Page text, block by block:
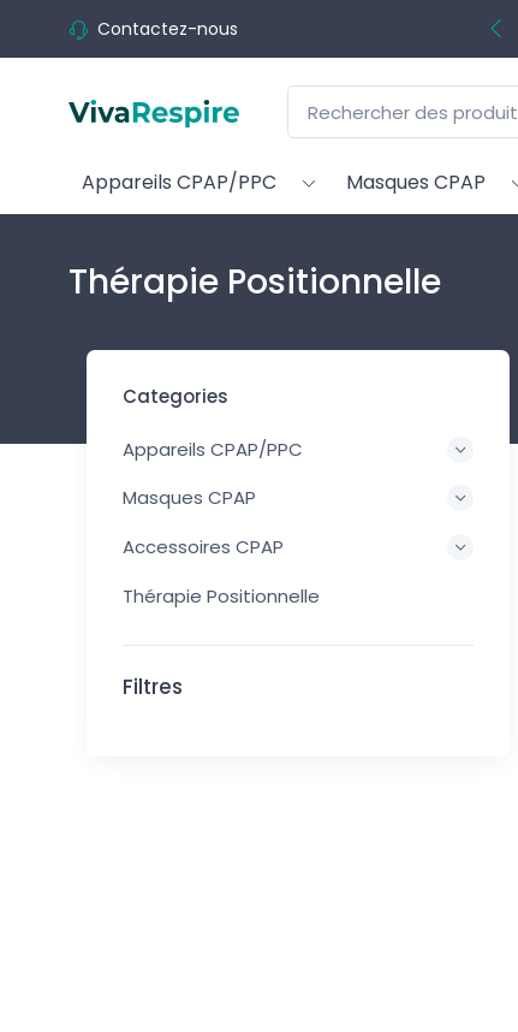
Contactez-nous
Appareils CPAP/PPC Masques CPAP
Thérapie Positionnelle
Categories
Appareils CPAP/PPC
Masques CPAP
Accessoires CPAP
Thérapie Positionnelle
Filtres